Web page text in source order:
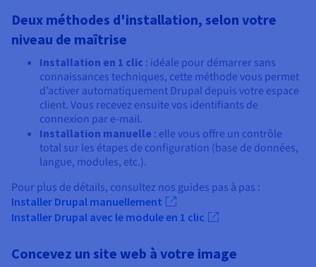
Deux méthodes d'installation, selon votre
niveau de maîtrise
Installation en 1 clic : idéale pour démarrer sans
connaissances techniques, cette méthode vous permet
d’activer automatiquement Drupal depuis votre espace
client. Vous recevez ensuite vos identifiants de
connexion par e-mail.
Installation manuelle : elle vous offre un contrôle
total sur les étapes de configuration (base de données,
langue, modules, etc.).
Pour plus de détails, consultez nos guides pas à pas :
Installer Drupal manuellement
Installer Drupal avec le module en 1 clic
Concevez un site web à votre image